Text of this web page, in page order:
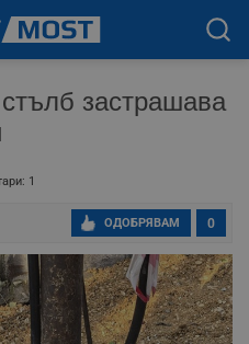
застрашава
1
0
ОДОБРЯВАМ